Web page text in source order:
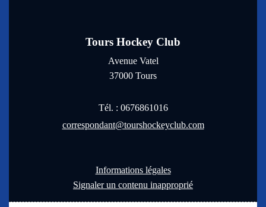
Tours Hockey Club
Avenue Vatel
37000 Tours
Tél. : 0676861016
correspondant@tourshockeyclub.com
Informations légales
Signaler un contenu inapproprié